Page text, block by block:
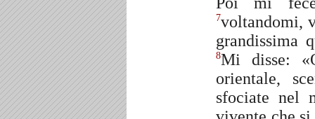
7voltandomi,
grandissima
8Mi disse:
orientale,
sfociate nel